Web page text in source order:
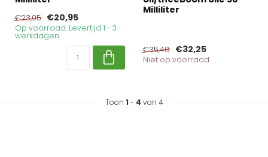
€23,05 €20,95
Op voorraad. Levertijd 1 - 3
werkdagen
Milliliter
€35,48 €32,25
Niet op voorraad
Toon 1 - 4 van 4